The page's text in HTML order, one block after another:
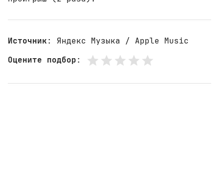
Источник: Яндекс Музыка / Apple Music
Оцените подбор: